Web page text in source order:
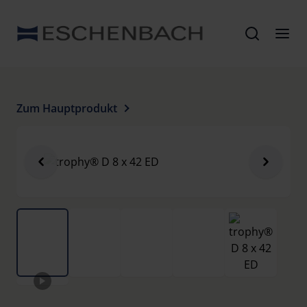
Zum Hauptprodukt